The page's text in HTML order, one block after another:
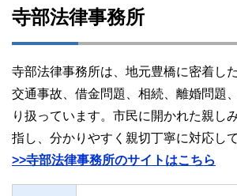
寺部法律事務所
寺部法律事務所は、地元豊橋に密着し
交通事故、借金問題、相続、離婚問題
り扱っています。市民に開かれた親し
指し、分かりやすく親切丁寧に対応し
>>寺部法律事務所のサイトはこちら